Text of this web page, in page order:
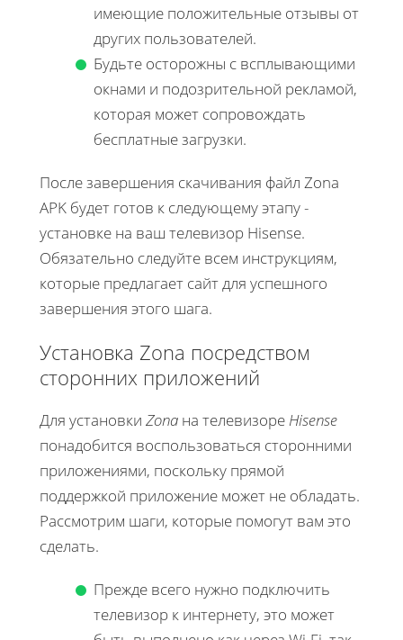
имеющие положительные отзывы от
других пользователей.
Будьте осторожны с всплывающими
окнами и подозрительной рекламой,
которая может сопровождать
бесплатные загрузки.
После завершения скачивания файл Zona
APK будет готов к следующему этапу -
установке на ваш телевизор Hisense.
Обязательно следуйте всем инструкциям,
которые предлагает сайт для успешного
завершения этого шага.
Установка Zona посредством
сторонних приложений
Для установки Zona на телевизоре Hisense
понадобится воспользоваться сторонними
приложениями, поскольку прямой
поддержкой приложение может не обладать.
Рассмотрим шаги, которые помогут вам это
сделать.
Прежде всего нужно подключить
телевизор к интернету, это может